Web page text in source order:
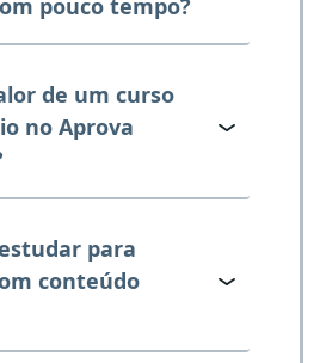
de um curso
no Aprova
para
conteúdo